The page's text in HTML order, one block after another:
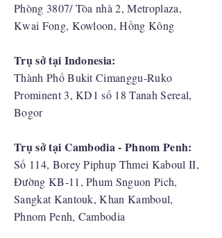
Phòng 3807/ Tòa nhà 2, Metroplaza,
Kwai Fong, Kowloon, Hồng Kông
Trụ sở tại Indonesia:
​Thành Phố Bukit Cimanggu-Ruko
Prominent 3, KD1 số 18 Tanah Sereal,
Bogor
Trụ sở tại Cambodia - Phnom Penh:
Số 114, Borey Piphup Thmei Kaboul II,
Đường KB-11, Phum Snguon Pich,
Sangkat Kantouk, Khan Kamboul,
Phnom Penh, Cambodia